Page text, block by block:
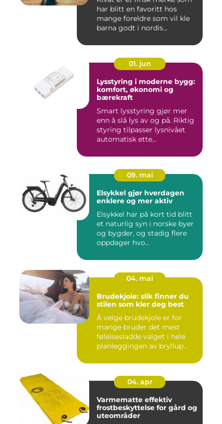
har blitt en favoritt hos
mange foreldre som vil kle
barna godt i nordis...
01. jun
Lysstyring i moderne bygg:
komfort, økonomi og
bærekraft
Smart lysstyring gjør mer
enn å slå lys av og på. Riktig
styring tilpasser lysnivået
automatisk ette...
09. mai
Elsykkel gjør hverdagen
enklere og mer aktiv
Elsykkel har på kort tid blitt
et naturlig syn i norske byer
og bygder, og stadig flere
oppdager hvo...
04. mai
Brudekjole: slik finner du
stilen som kler deg best
Å velge brudekjole er for
mange bruder det mest
følelsesladde valget i hele
planleggingen av bryllup...
04. apr
Varmematte effektiv
frostbeskyttelse for gård og
uteområder